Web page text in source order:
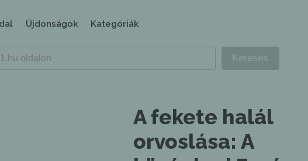
Újdonságok Kategóriák
A fekete halál
orvoslása: A